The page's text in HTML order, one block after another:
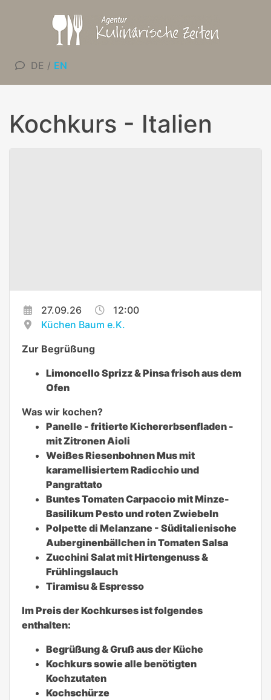
DE / EN
Kochkurs - Italien
27.09.26
12:00
Küchen Baum e.K.
Zur Begrüßung
Limoncello Sprizz& Pinsa frisch aus dem
Ofen
Was wir kochen?
Panelle - fritierte Kichererbsenfladen -
mit Zitronen Aioli
Weißes Riesenbohnen Mus mit
karamellisiertem Radicchio und
Pangrattato
Buntes Tomaten Carpaccio mit Minze-
Basilikum Pesto und roten Zwiebeln
Polpette di Melanzane - Süditalienische
Auberginenbällchen in Tomaten Salsa
Zucchini Salat mit Hirtengenuss &
Frühlingslauch
Tiramisu & Espresso
Im Preis der Kochkurses ist folgendes
enthalten:
Begrüßung & Gruß aus der Küche
Kochkurs sowie alle benötigten
Kochzutaten
Kochschürze